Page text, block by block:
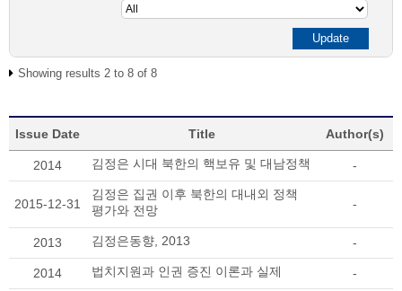
Showing results 2 to 8 of 8
Issue Date Title Author(s)
2014 김정은 시대 북한의 핵보유 및 대남정책 -
2015-12-31
김정은 집권 이후 북한의 대내외 정책
평가와 전망
-
2013 김정은동향, 2013 -
2014 법치지원과 인권 증진 이론과 실제 -